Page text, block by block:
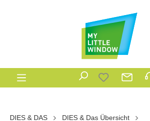
DIES & DAS
DIES & Das Übersicht